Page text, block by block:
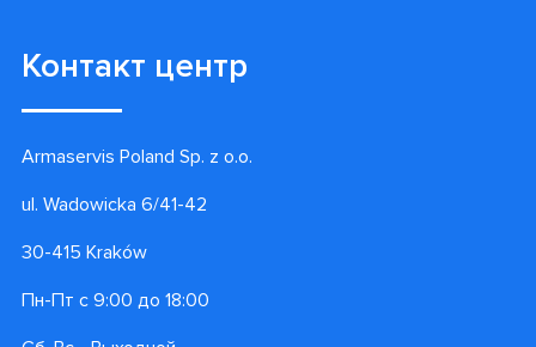
Контакт центр
Armaservis Poland Sp. z o.o.
ul. Wadowicka 6/41-42
30-415 Kraków
Пн-Пт с 9:00 до 18:00